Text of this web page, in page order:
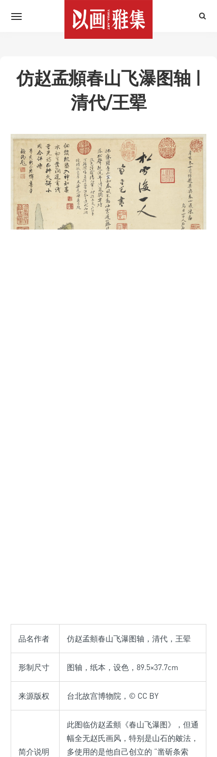
仿赵孟頫春山飞瀑图轴 |
清代/王翚
品名作者 仿赵孟頫春山飞瀑图轴，清代，王翚
形制尺寸 图轴，纸本，设色，89.5×37.7cm
来源版权 台北故宫博物院，© CC BY
简介说明
此图临仿赵孟頫《春山飞瀑图》，但通
幅全无赵氏画风，特别是山石的皴法，
多使用的是他自己创立的 “凿斫条索